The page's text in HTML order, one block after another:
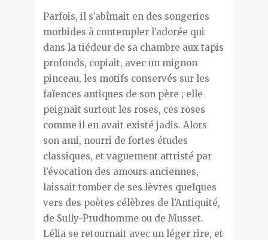
Parfois, il s’abîmait en des songeries
morbides à contempler l’adorée qui
dans la tiédeur de sa chambre aux tapis
profonds, copiait, avec un mignon
pinceau, les motifs conservés sur les
faïences antiques de son père ; elle
peignait surtout les roses, ces roses
comme il en avait existé jadis. Alors
son ami, nourri de fortes études
classiques, et vaguement attristé par
l’évocation des amours anciennes,
laissait tomber de ses lèvres quelques
vers des poètes célèbres de l’Antiquité,
de Sully-Prudhomme ou de Musset.
Lélia se retournait avec un léger rire, et